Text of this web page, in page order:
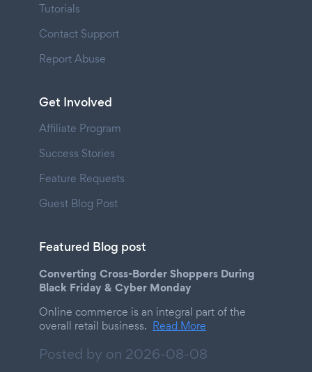
Tutorials
Contact Support
Report Abuse
Get Involved
Affiliate Program
Success Stories
Feature Requests
Guest Blog Post
Featured Blog post
Converting Cross-Border Shoppers During
Black Friday & Cyber Monday
Online commerce is an integral part of the
overall retail business. Read More
Posted by on 2026-08-08